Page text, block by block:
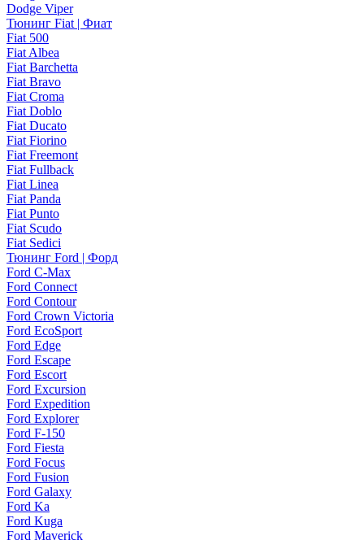
Dodge Viper
Тюнинг Fiat | Фиат
Fiat 500
Fiat Albea
Fiat Barchetta
Fiat Bravo
Fiat Croma
Fiat Doblo
Fiat Ducato
Fiat Fiorino
Fiat Freemont
Fiat Fullback
Fiat Linea
Fiat Panda
Fiat Punto
Fiat Scudo
Fiat Sedici
Тюнинг Ford | Форд
Ford C-Max
Ford Connect
Ford Contour
Ford Crown Victoria
Ford EcoSport
Ford Edge
Ford Escape
Ford Escort
Ford Excursion
Ford Expedition
Ford Explorer
Ford F-150
Ford Fiesta
Ford Focus
Ford Fusion
Ford Galaxy
Ford Ka
Ford Kuga
Ford Maverick